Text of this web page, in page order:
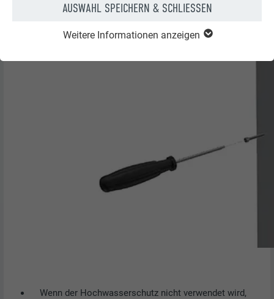
AUSWAHL SPEICHERN & SCHLIESSEN
Weitere Informationen anzeigen
Wenn der Hochwasserschutz nicht verwendet wird,